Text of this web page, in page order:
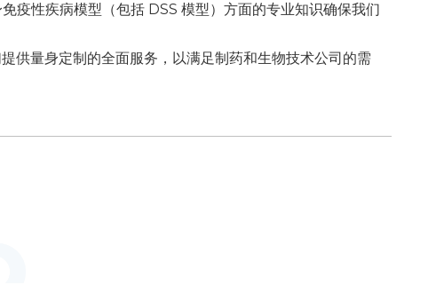
疫性疾病模型（包括 DSS 模型）方面的专业知识确保我们
供量身定制的全面服务，以满足制药和生物技术公司的需